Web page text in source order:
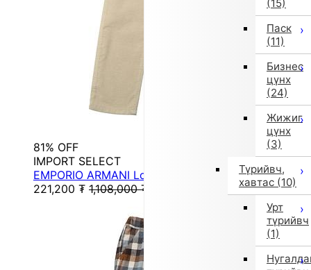
(15)
Паск
(11)
Бизнес
цүнх
(24)
Жижиг
цүнх
(3)
Түрийвч,
хавтас (10)
Урт
түрийвч
(1)
81% OFF
IMPORT SELECT
EMPORIO ARMANI Long Pants
221,200 ₮ 1,108,000 ₮